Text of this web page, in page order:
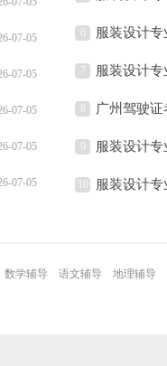
07-05
07-05
07-05
07-05
07-05
6 服装设计
7 服装设计
广州驾驶
9 服装设计
服装设计
数学辅导 语文辅导 地理辅导